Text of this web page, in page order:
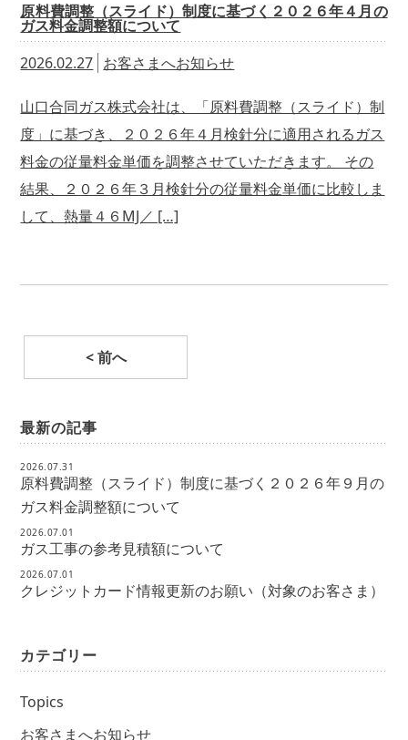
原料費調整（スライド）制度に基づく２０２６年４月の
ガス料金調整額について
2026.02.27 お客さまへお知らせ
山口合同ガス株式会社は、「原料費調整（スライド）制
度」に基づき、２０２６年４月検針分に適用されるガス
料金の従量料金単価を調整させていただきます。 その
結果、２０２６年３月検針分の従量料金単価に比較しま
して、熱量４６MJ／ […]
< 前へ
最新の記事
2026.07.31
原料費調整（スライド）制度に基づく２０２６年９月の
ガス料金調整額について
2026.07.01
ガス工事の参考見積額について
2026.07.01
クレジットカード情報更新のお願い（対象のお客さま）
カテゴリー
Topics
お客さまへお知らせ